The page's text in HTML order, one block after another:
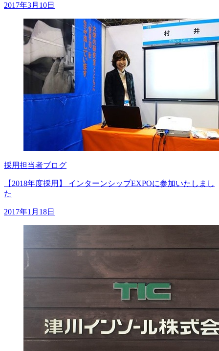
2017年3月10日
採用担当者ブログ
【2018年度採用】 インターンシップEXPOに参加いたしまし
た
2017年1月18日